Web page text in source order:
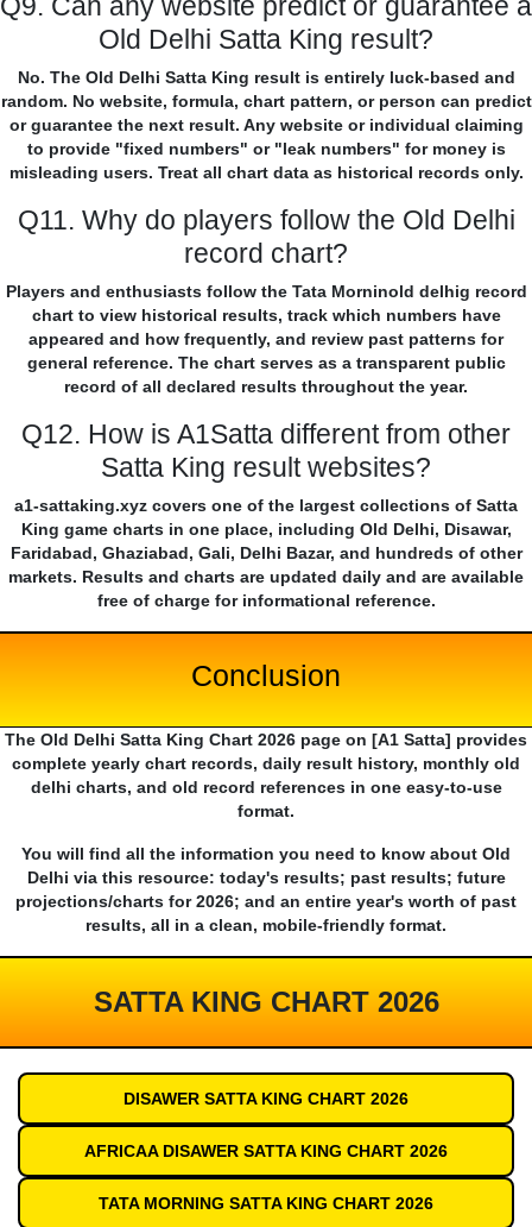
Q9. Can any website predict or guarantee a
Old Delhi Satta King result?
No. The Old Delhi Satta King result is entirely luck-based and
random. No website, formula, chart pattern, or person can predict
or guarantee the next result. Any website or individual claiming
to provide "fixed numbers" or "leak numbers" for money is
misleading users. Treat all chart data as historical records only.
Q11. Why do players follow the Old Delhi
record chart?
Players and enthusiasts follow the Tata Morninold delhig record
chart to view historical results, track which numbers have
appeared and how frequently, and review past patterns for
general reference. The chart serves as a transparent public
record of all declared results throughout the year.
Q12. How is A1Satta different from other
Satta King result websites?
a1-sattaking.xyz covers one of the largest collections of Satta
King game charts in one place, including Old Delhi, Disawar,
Faridabad, Ghaziabad, Gali, Delhi Bazar, and hundreds of other
markets. Results and charts are updated daily and are available
free of charge for informational reference.
Conclusion
The Old Delhi Satta King Chart 2026 page on [A1 Satta] provides
complete yearly chart records, daily result history, monthly old
delhi charts, and old record references in one easy-to-use
format.
You will find all the information you need to know about Old
Delhi via this resource: today's results; past results; future
projections/charts for 2026; and an entire year's worth of past
results, all in a clean, mobile-friendly format.
SATTA KING CHART 2026
DISAWER SATTA KING CHART 2026
AFRICAA DISAWER SATTA KING CHART 2026
TATA MORNING SATTA KING CHART 2026